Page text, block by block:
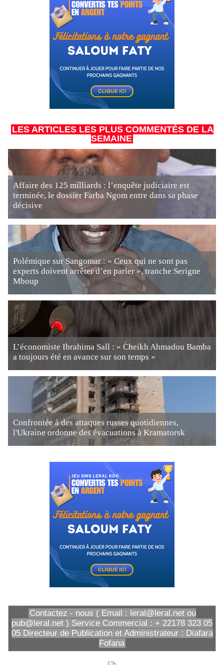
LES ARTICLES LES PLUS COMMENTÉS DE LA
SEMAINE
Affaire des 125 milliards : l’enquête judiciaire est
terminée, le dossier Farba Ngom entre dans sa phase
décisive
Polémique sur Sangomar : « Ceux qui ne sont pas
experts doivent arrêter d’en parler », tranche Serigne
Mboup
L’économiste Ibrahima Sall : « Cheikh Ahmadou Bamba
a toujours été en avance sur son temps »
Confrontée à des attaques russes quotidiennes,
l'Ukraine ordonne des évacuations à Kramatorsk
Contactez - nous ( Email : leral@leral.net ou
pub@leral.net ) Service Commercial : + 22178 323 05
05 Directeur de Publication et Administrateur : Diafara
Fofana